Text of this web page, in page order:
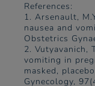
References:
1. Arsenault,
nausea and
Obstetrics
2. Vutyavanich,
vomiting in
masked,
Gynecology,